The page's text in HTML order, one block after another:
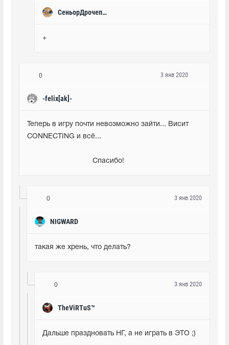
СеньорДрочепелли
+
0
-felix[ak]-
3 янв 2020
Теперь в игру почти невозможно зайти... Висит
CONNECTING и всё...
                                Спасибо!
0
NIGWARD
3 янв 2020
такая же хрень, что делать?
0
TheViRTuS™
3 янв 2020
Дальше праздновать НГ, а не играть в ЭТО ;)